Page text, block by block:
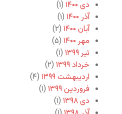
دی ۱۴۰۰
(۱)
آذر ۱۴۰۰
(۱)
آبان ۱۴۰۰
(۲)
مهر ۱۴۰۰
(۵)
تیر ۱۳۹۹
(۱)
خرداد ۱۳۹۹
(۲)
اردیبهشت ۱۳۹۹
(۴)
فروردین ۱۳۹۹
(۱)
دی ۱۳۹۸
(۱)